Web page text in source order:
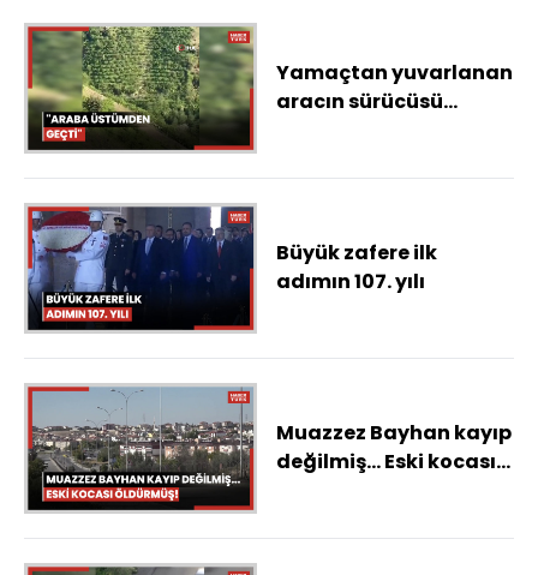
Yamaçtan yuvarlanan
aracın sürücüsü
üstümden geçti"
Büyük zafere ilk
adımın 107. yılı
Muazzez Bayhan kayıp
değilmiş... Eski kocası